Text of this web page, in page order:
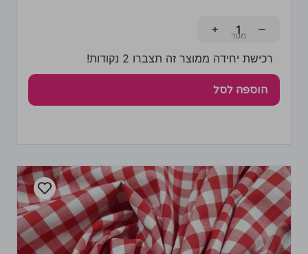
−
+
רכישת יחידה ממוצר זה תצברו 2 נקודות!
הוספה לסל